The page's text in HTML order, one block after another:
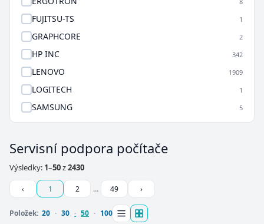
FUJITSU-TS 1
GRAPHCORE 2
HP INC 342
LENOVO 1909
LOGITECH 1
SAMSUNG 5
Servisní podpora počítače
Výsledky: 1–50z2430
‹ 1 2 … 49 ›
Položek: 20 30 50 100